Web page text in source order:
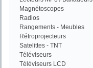
Magnétoscopes
Radios
Rangements - Meubles
Rétroprojecteurs
Satelittes - TNT
Téléviseurs
Téléviseurs LCD